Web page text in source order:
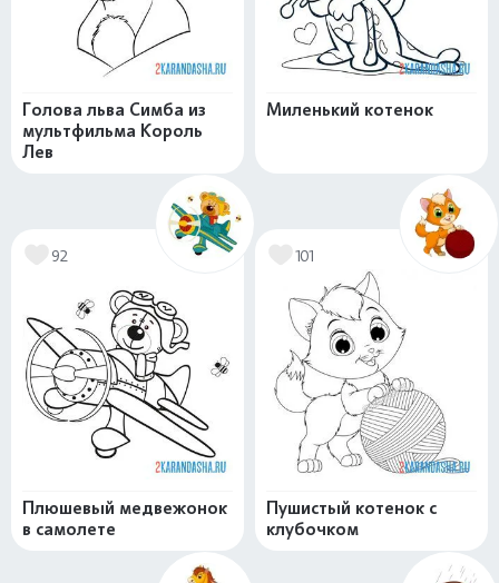
Голова льва Симба из
мультфильма Король
Лев
Миленький котенок
92
Плюшевый медвежонок
в самолете
101
Пушистый котенок с
клубочком